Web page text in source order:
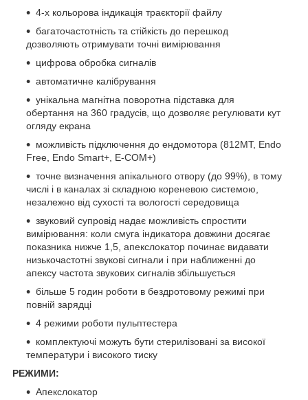
4-х кольорова індикація траєкторії файлу
багаточастотність та стійкість до перешкод
дозволяють отримувати точні вимірювання
цифрова обробка сигналів
автоматичне калібрування
унікальна магнітна поворотна підставка для
обертання на 360 градусів, що дозволяє регулювати кут
огляду екрана
можливість підключення до ендомотора (812MT, Endo
Free, Endo Smart+, E-COM+)
точне визначення апікального отвору (до 99%), в тому
числі і в каналах зі складною кореневою системою,
незалежно від сухості та вологості середовища
звуковий супровід надає можливість спростити
вимірювання: коли смуга індикатора довжини досягає
показника нижче 1,5, апекслокатор починає видавати
низькочастотні звукові сигнали і при наближенні до
апексу частота звукових сигналів збільшується
більше 5 годин роботи в бездротовому режимі при
повній зарядці
4 режими роботи пульптестера
комплектуючі можуть бути стерилізовані за високої
температури і високого тиску
РЕЖИМИ:
Апекслокатор